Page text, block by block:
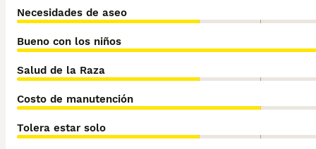
Necesidades de aseo
Bueno con los niños
Salud de la Raza
Costo de manutención
Tolera estar solo